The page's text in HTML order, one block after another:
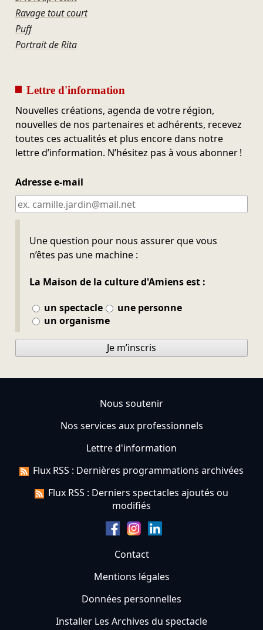
Ravage tout court
Puff
Portrait de Rita
Lettre d'information
Nouvelles créations, agenda de votre région,
nouvelles de nos partenaires et adhérents, recevez
toutes ces actualités et plus encore dans notre
lettre d’information. N’hésitez pas à vous abonner !
Adresse e-mail
Une question pour nous assurer que vous
n’êtes pas une machine :
La Maison de la culture d'Amiens est :
un spectacle
une personne
un organisme
Ne pas remplir
Je m’inscris
Nous soutenir
Nos services aux professionnels
Lettre d'information
Flux RSS : Dernières programmations archivées
Flux RSS : Derniers spectacles ajoutés ou
modifiés
Contact
Mentions légales
Données personnelles
Installer Les Archives du spectacle